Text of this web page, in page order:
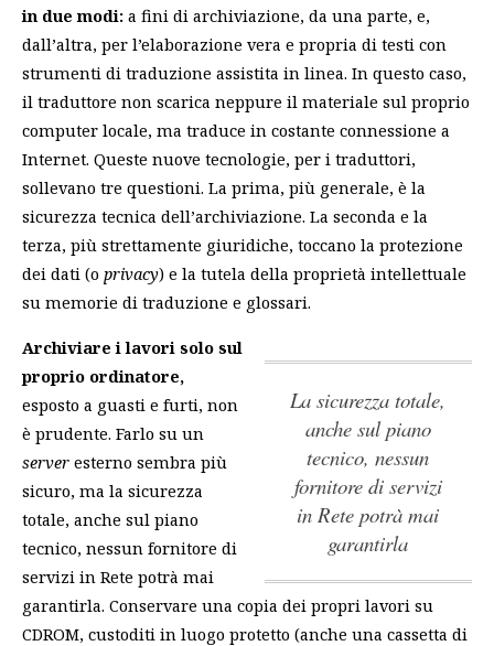
in due modi: a fini di archiviazione, da una parte, e,
dall’altra, per l’elaborazione vera e propria di testi con
strumenti di traduzione assistita in linea. In questo caso,
il traduttore non scarica neppure il materiale sul proprio
computer locale, ma traduce in costante connessione a
Internet. Queste nuove tecnologie, per i traduttori,
sollevano tre questioni. La prima, più generale, è la
sicurezza tecnica dell’archiviazione. La seconda e la
terza, più strettamente giuridiche, toccano la protezione
dei dati (o privacy) e la tutela della proprietà intellettuale
su memorie di traduzione e glossari.
la sicurezza totale,
anche sul piano
tecnico, nessun
fornitore di servizi
in Rete potrà mai
garantirla
Archiviare i lavori solo sul
proprio ordinatore,
esposto a guasti e furti, non
è prudente. Farlo su un
server esterno sembra più
sicuro, ma la sicurezza
totale, anche sul piano
tecnico, nessun fornitore di
servizi in Rete potrà mai
garantirla. Conservare una copia dei propri lavori su
CDROM, custoditi in luogo protetto (anche una cassetta di